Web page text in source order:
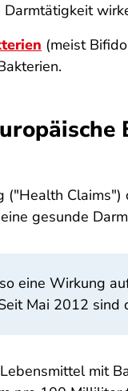
(meist
gesunde
eine Wirkung
Mai 2012
mit